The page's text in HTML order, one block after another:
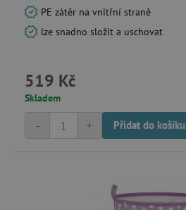
PE zátěr na vnitřní straně
lze snadno složit a uschovat
519 Kč
Skladem
+
- Přidat do košíku